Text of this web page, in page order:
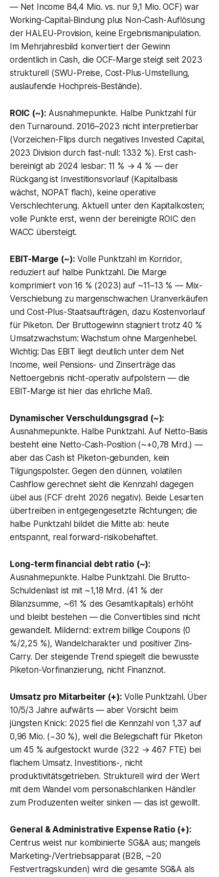
— Net Income 84,4 Mio. vs. nur 9,1 Mio. OCF) war
Working-Capital-Bindung plus Non-Cash-Auflösung
der HALEU-Provision, keine Ergebnismanipulation.
Im Mehrjahresbild konvertiert der Gewinn
ordentlich in Cash, die OCF-Marge steigt seit 2023
strukturell (SWU-Preise, Cost-Plus-Umstellung,
auslaufende Hochpreis-Bestände).
ROIC (~): Ausnahmepunkte. Halbe Punktzahl für
den Turnaround. 2016–2023 nicht interpretierbar
(Vorzeichen-Flips durch negatives Invested Capital,
2023 Division durch fast-null: 1332 %). Erst cash-
bereinigt ab 2024 lesbar: 11 % → 4 % — der
Rückgang ist Investitionsvorlauf (Kapitalbasis
wächst, NOPAT flach), keine operative
Verschlechterung. Aktuell unter den Kapitalkosten;
volle Punkte erst, wenn der bereinigte ROIC den
WACC übersteigt.
EBIT-Marge (~): Volle Punktzahl im Korridor,
reduziert auf halbe Punktzahl. Die Marge
komprimiert von 16 % (2023) auf ~11–13 % — Mix-
Verschiebung zu margenschwachen Uranverkäufen
und Cost-Plus-Staatsaufträgen, dazu Kostenvorlauf
für Piketon. Der Bruttogewinn stagniert trotz 40 %
Umsatzwachstum: Wachstum ohne Margenhebel.
Wichtig: Das EBIT liegt deutlich unter dem Net
Income, weil Pensions- und Zinserträge das
Nettoergebnis nicht-operativ aufpolstern — die
EBIT-Marge ist hier das ehrliche Maß.
Dynamischer Verschuldungsgrad (~):
Ausnahmepunkte. Halbe Punktzahl. Auf Netto-Basis
besteht eine Netto-Cash-Position (~+0,78 Mrd.) —
aber das Cash ist Piketon-gebunden, kein
Tilgungspolster. Gegen den dünnen, volatilen
Cashflow gerechnet sieht die Kennzahl dagegen
übel aus (FCF dreht 2026 negativ). Beide Lesarten
übertreiben in entgegengesetzte Richtungen; die
halbe Punktzahl bildet die Mitte ab: heute
entspannt, real forward-risikobehaftet.
Long-term financial debt ratio (~):
Ausnahmepunkte. Halbe Punktzahl. Die Brutto-
Schuldenlast ist mit ~1,18 Mrd. (41 % der
Bilanzsumme, ~61 % des Gesamtkapitals) erhöht
und bleibt bestehen — die Convertibles sind nicht
gewandelt. Mildernd: extrem billige Coupons (0
%/2,25 %), Wandelcharakter und positiver Zins-
Carry. Der steigende Trend spiegelt die bewusste
Piketon-Vorfinanzierung, nicht Finanznot.
Umsatz pro Mitarbeiter (+): Volle Punktzahl. Über
10/5/3 Jahre aufwärts — aber Vorsicht beim
jüngsten Knick: 2025 fiel die Kennzahl von 1,37 auf
0,96 Mio. (−30 %), weil die Belegschaft für Piketon
um 45 % aufgestockt wurde (322 → 467 FTE) bei
flachem Umsatz. Investitions-, nicht
produktivitätsgetrieben. Strukturell wird der Wert
mit dem Wandel vom personalschlanken Händler
zum Produzenten weiter sinken — das ist gewollt.
General & Administrative Expense Ratio (+):
Centrus weist nur kombinierte SG&A aus; mangels
Marketing-/Vertriebsapparat (B2B, ~20
Festvertragskunden) wird die gesamte SG&A als